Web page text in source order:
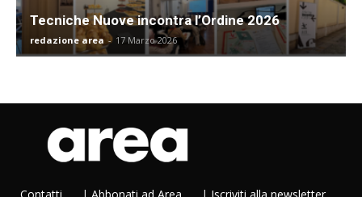
Tecniche Nuove incontra l’Ordine 2026
redazione area - 17 Marzo 2026